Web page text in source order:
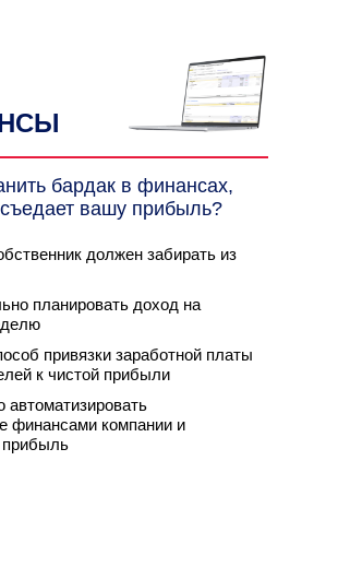
бардак в финансах,
вашу прибыль?
должен забирать из
планировать доход на
автоматизировать
финансами компании и
прибыль
привязки заработной платы
к чистой прибыли
ДЕНЬ